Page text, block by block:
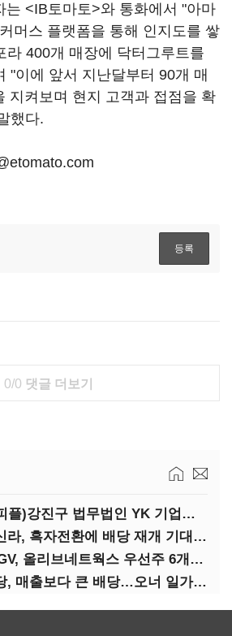
는 <IB토마토>와 통화에서 "아마
머스 플랫폼을 통해 인지도를 쌓
라 400개 매장에 닥터그루트를
"이에 앞서 지난달부터 90개 매
지켜보며 현지 고객과 접점을 확
했다.
0/0 댓글 더보기
[IB토마토](IB&피플)강진구 법무법인 YK 기업거버넌스센터 센터장
[IB토마토]호텔신라, 흑자전환에 배당 재개 기대감…삼성생명도 웃을까
[IB토마토]CJ CGV, 올리브네트웍스 우선주 6개월 만에 상환…왜?
[IB토마토]예림당, 매출보다 큰 배당…오너 일가에 절반 간다